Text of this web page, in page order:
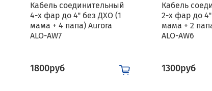
Кабель соединительный
4-х фар до 4" без ДХО (1
мама + 4 папа) Aurora
ALO-AW7
1800руб
Кабель
2-х фар до
мама + 2
ALO-AW6
1300руб